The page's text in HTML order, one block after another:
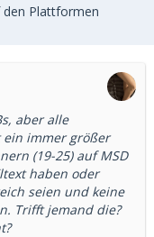
den Plattformen
aber alle
immer größer
(19-25) auf MSD
haben oder
seien und keine
Trifft jemand die?